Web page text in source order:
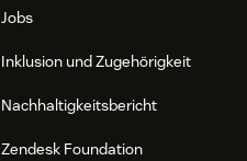
Jobs
Inklusion und Zugehörigkeit
Nachhaltigkeitsbericht
Zendesk Foundation